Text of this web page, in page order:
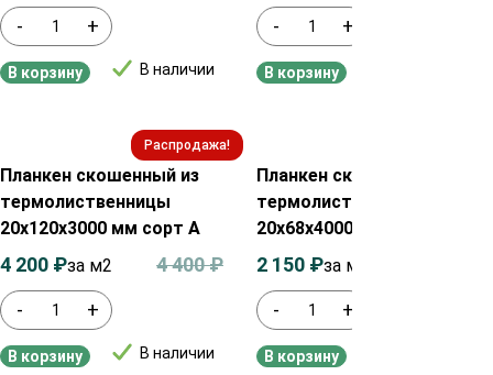
- +
В наличии
В корзину
- +
В корзину
Распродажа!
Планкен скошенный из
термолиственницы
20х120х3000 мм сорт А
- +
В наличии
4 400₽
4 200 ₽за м2
В корзину
Планкен скошенный из
термолиственницы
20х68х4000 мм сорт А
- +
2 150 ₽за м²
В корзину